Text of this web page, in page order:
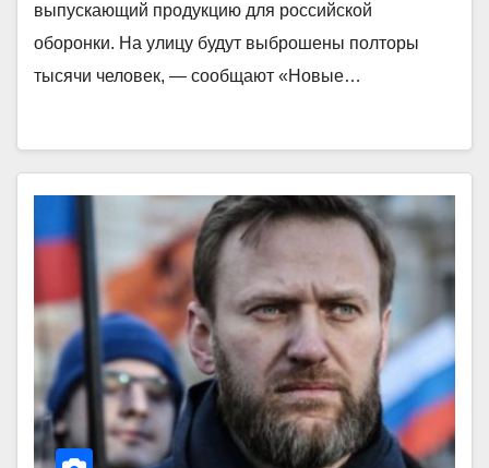
выпускающий продукцию для российской
оборонки. На улицу будут выброшены полторы
тысячи человек, — сообщают «Новые…